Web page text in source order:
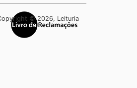
© 2026, Leituria